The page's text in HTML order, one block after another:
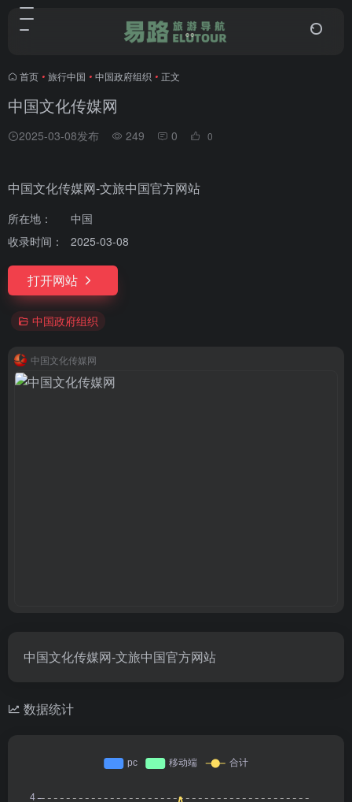
首页 • 旅行中国 • 中国政府组织 • 正文
中国文化传媒网
2025-03-08发布 249 0 0
中国文化传媒网-文旅中国官方网站
所在地：
中国
收录时间：
2025-03-08
打开网站
中国政府组织
中国文化传媒网
中国文化传媒网-文旅中国官方网站
数据统计